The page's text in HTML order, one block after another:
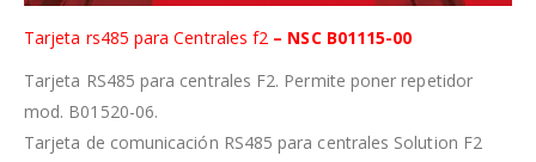
Tarjeta rs485 para Centrales f2 – NSC B01115-00
Tarjeta RS485 para centrales F2. Permite poner repetidor
mod. B01520-06.
Tarjeta de comunicación RS485 para centrales Solution F2